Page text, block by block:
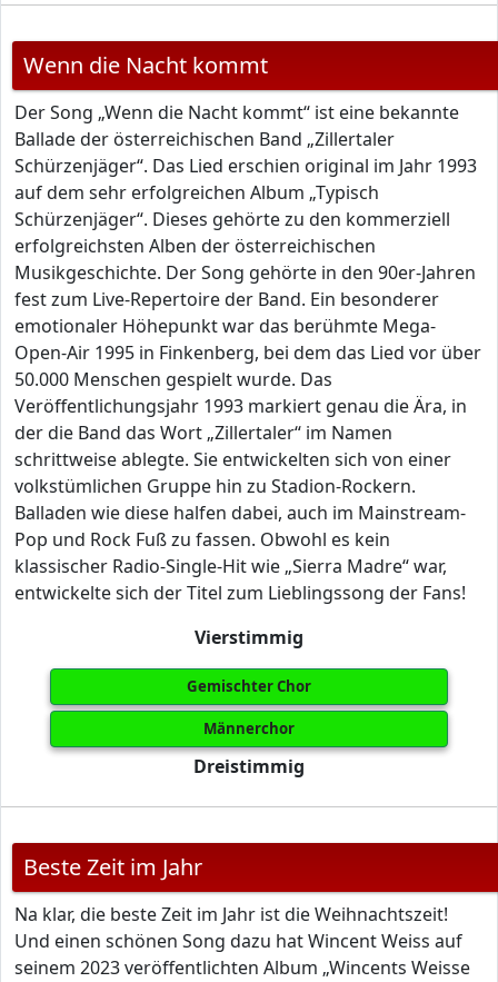
Wenn die Nacht kommt
Der Song „Wenn die Nacht kommt“ ist eine bekannte
Ballade der österreichischen Band „Zillertaler
Schürzenjäger“. Das Lied erschien original im Jahr 1993
auf dem sehr erfolgreichen Album „Typisch
Schürzenjäger“. Dieses gehörte zu den kommerziell
erfolgreichsten Alben der österreichischen
Musikgeschichte. Der Song gehörte in den 90er-Jahren
fest zum Live-Repertoire der Band. Ein besonderer
emotionaler Höhepunkt war das berühmte Mega-
Open-Air 1995 in Finkenberg, bei dem das Lied vor über
50.000 Menschen gespielt wurde. Das
Veröffentlichungsjahr 1993 markiert genau die Ära, in
der die Band das Wort „Zillertaler“ im Namen
schrittweise ablegte. Sie entwickelten sich von einer
volkstümlichen Gruppe hin zu Stadion-Rockern.
Balladen wie diese halfen dabei, auch im Mainstream-
Pop und Rock Fuß zu fassen. Obwohl es kein
klassischer Radio-Single-Hit wie „Sierra Madre“ war,
entwickelte sich der Titel zum Lieblingssong der Fans!
Vierstimmig
Gemischter Chor
Männerchor
Dreistimmig
Beste Zeit im Jahr
Na klar, die beste Zeit im Jahr ist die Weihnachtszeit!
Und einen schönen Song dazu hat Wincent Weiss auf
seinem 2023 veröffentlichten Album „Wincents Weisse